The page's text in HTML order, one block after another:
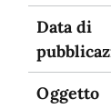
Data di
Oggetto